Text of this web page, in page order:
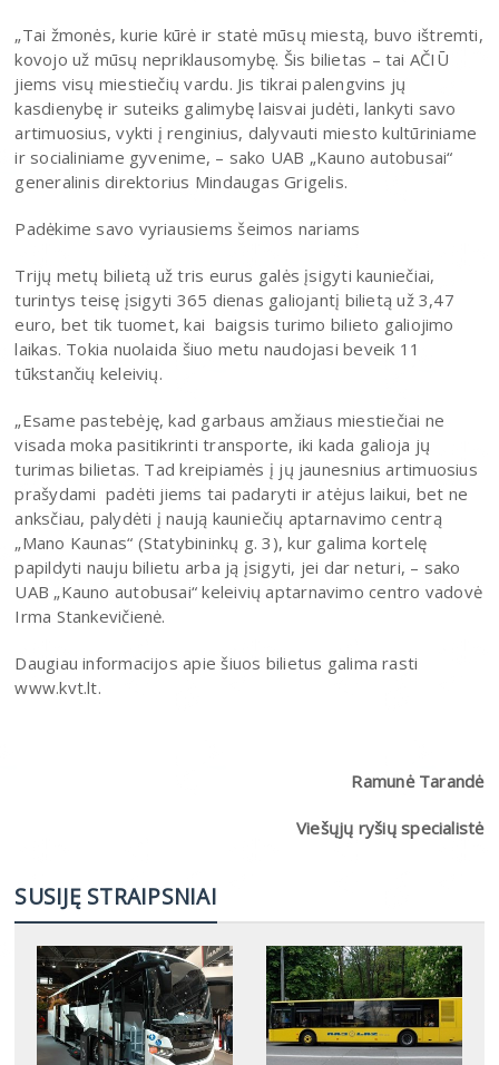
„Tai žmonės, kurie kūrė ir statė mūsų miestą, buvo ištremti,
kovojo už mūsų nepriklausomybę. Šis bilietas – tai AČIŪ
jiems visų miestiečių vardu. Jis tikrai palengvins jų
kasdienybę ir suteiks galimybę laisvai judėti, lankyti savo
artimuosius, vykti į renginius, dalyvauti miesto kultūriniame
ir socialiniame gyvenime, – sako UAB „Kauno autobusai“
generalinis direktorius Mindaugas Grigelis.
Padėkime savo vyriausiems šeimos nariams
Trijų metų bilietą už tris eurus galės įsigyti kauniečiai,
turintys teisę įsigyti 365 dienas galiojantį bilietą už 3,47
euro, bet tik tuomet, kai baigsis turimo bilieto galiojimo
laikas. Tokia nuolaida šiuo metu naudojasi beveik 11
tūkstančių keleivių.
„Esame pastebėję, kad garbaus amžiaus miestiečiai ne
visada moka pasitikrinti transporte, iki kada galioja jų
turimas bilietas. Tad kreipiamės į jų jaunesnius artimuosius
prašydami padėti jiems tai padaryti ir atėjus laikui, bet ne
anksčiau, palydėti į naują kauniečių aptarnavimo centrą
„Mano Kaunas“ (Statybininkų g. 3), kur galima kortelę
papildyti nauju bilietu arba ją įsigyti, jei dar neturi, – sako
UAB „Kauno autobusai“ keleivių aptarnavimo centro vadovė
Irma Stankevičienė.
Daugiau informacijos apie šiuos bilietus galima rasti
www.kvt.lt.
Ramunė Tarandė
Viešųjų ryšių specialistė
SUSIJĘ STRAIPSNIAI